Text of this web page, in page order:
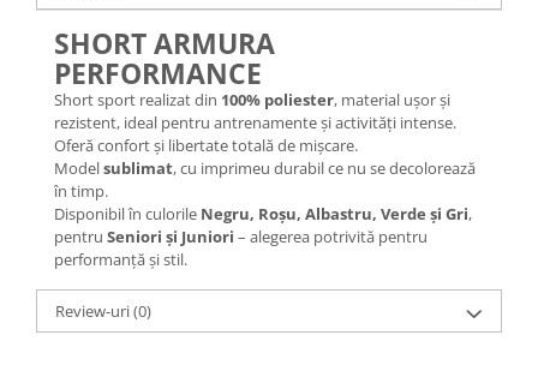
SHORT ARMURA
PERFORMANCE
Short sport realizat din 100% poliester, material ușor și
rezistent, ideal pentru antrenamente și activități intense.
Oferă confort și libertate totală de mișcare.
Modelsublimat, cu imprimeu durabil ce nu se decolorează
în timp.
Disponibil în culorile Negru, Roșu, Albastru, Verde și Gri,
pentru Seniori și Juniori – alegerea potrivită pentru
performanță și stil.
Review-uri(0)